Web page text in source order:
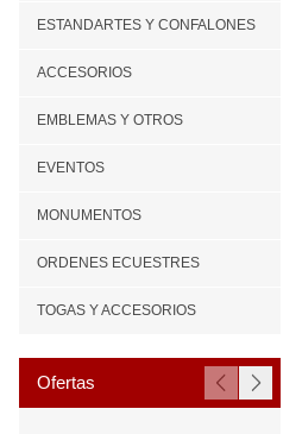
ESTANDARTES Y CONFALONES
ACCESORIOS
EMBLEMAS Y OTROS
EVENTOS
MONUMENTOS
ORDENES ECUESTRES
TOGAS Y ACCESORIOS
Ofertas